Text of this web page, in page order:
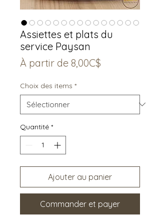
Assiettes et plats du
service Paysan
À partir de 8,00C$
Choix des items *
Quantité *
Ajouter au panier
Commander et payer